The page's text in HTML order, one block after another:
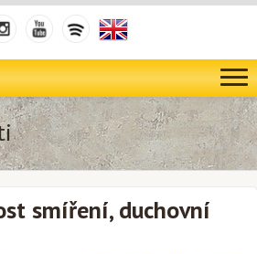
smíření, duchovní